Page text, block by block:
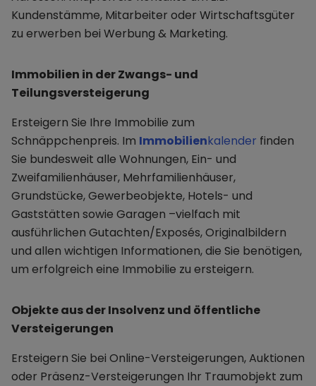
Kundenstämme, Mitarbeiter oder Wirtschaftsgüter
zu erwerben bei Werbung & Marketing.
Immobilien in der Zwangs- und
Teilungsversteigerung
Ersteigern Sie Ihre Immobilie zum
Schnäppchenpreis. Im Immobilienkalender finden
Sie bundesweit alle Wohnungen, Ein- und
Zweifamilienhäuser, Mehrfamilienhäuser,
Grundstücke, Gewerbeobjekte, Hotels- und
Gaststätten sowie Garagen –vielfach mit
ausführlichen Gutachten/Exposés, Originalbildern
und allen wichtigen Informationen, die Sie benötigen,
um erfolgreich eine Immobilie zu ersteigern.
Objekte aus der Insolvenz und öffentliche
Versteigerungen
Ersteigern Sie bei Online-Versteigerungen, Auktionen
oder Präsenz-Versteigerungen Ihr Traumobjekt zum